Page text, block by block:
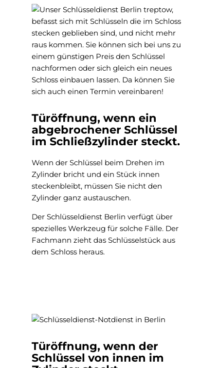
Türöffnung, wenn ein
abgebrochener Schlüssel
im Schließzylinder steckt.
Wenn der Schlüssel beim Drehen im
Zylinder bricht und ein Stück innen
steckenbleibt, müssen Sie nicht den
Zylinder ganz austauschen.
Der Schlüsseldienst Berlin verfügt über
spezielles Werkzeug für solche Fälle. Der
Fachmann zieht das Schlüsselstück aus
dem Schloss heraus.
Türöffnung, wenn der
Schlüssel von innen im